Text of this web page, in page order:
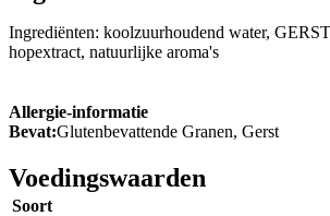
Ingrediënten: koolzuurhoudend water,
hopextract, natuurlijke aroma's
Allergie-informatie
Bevat:Glutenbevattende Granen, Gerst
Voedingswaarden
Soort